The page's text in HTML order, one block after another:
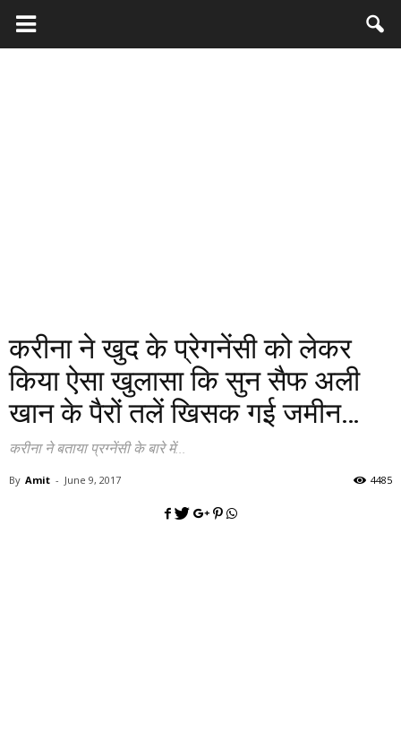
करीना ने खुद के प्रेगनेंसी को लेकर
किया ऐसा खुलासा कि सुन सैफ अली
खान के पैरों तलें खिसक गई जमीन…
करीना ने बताया प्रग्नेंसी के बारे में...
By Amit - June 9, 2017 4485